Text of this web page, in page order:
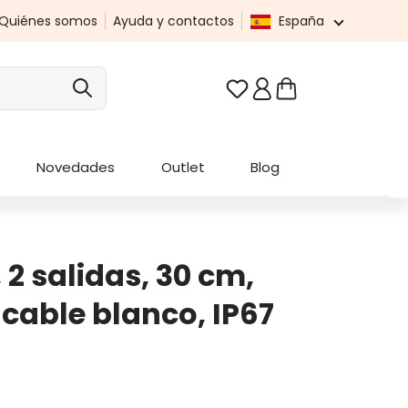
somos Ayuda y contactos España
Tienes 0 artículos en
Novedades Outlet Blog
salidas, 30 cm,
blanco, IP67